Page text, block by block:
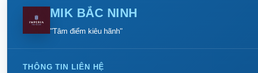
MIK BẮC NINH
"Tâm điểm kiêu hãnh"
THÔNG TIN LIÊN HỆ